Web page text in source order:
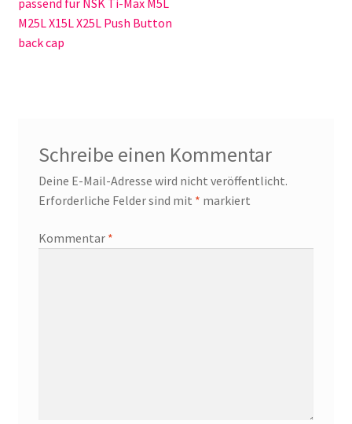
passend für NSK Ti-Max M5L
M25L X15L X25L Push Button
back cap
Schreibe einen Kommentar
Deine E-Mail-Adresse wird nicht veröffentlicht.
Erforderliche Felder sind mit * markiert
Kommentar *